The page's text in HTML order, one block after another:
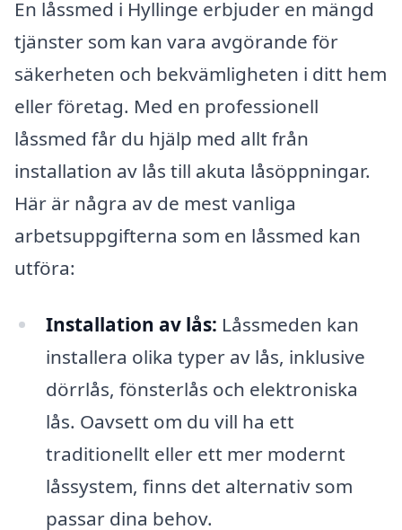
En låssmed i Hyllinge erbjuder en mängd
tjänster som kan vara avgörande för
säkerheten och bekvämligheten i ditt hem
eller företag. Med en professionell
låssmed får du hjälp med allt från
installation av lås till akuta låsöppningar.
Här är några av de mest vanliga
arbetsuppgifterna som en låssmed kan
utföra:
Installation av lås: Låssmeden kan
installera olika typer av lås, inklusive
dörrlås, fönsterlås och elektroniska
lås. Oavsett om du vill ha ett
traditionellt eller ett mer modernt
låssystem, finns det alternativ som
passar dina behov.